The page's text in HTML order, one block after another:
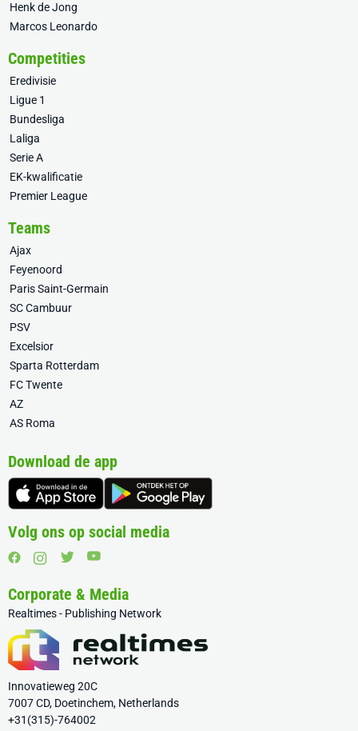
Henk de Jong
Marcos Leonardo
Competities
Eredivisie
Ligue 1
Bundesliga
Laliga
Serie A
EK-kwalificatie
Premier League
Teams
Ajax
Feyenoord
Paris Saint-Germain
SC Cambuur
PSV
Excelsior
Sparta Rotterdam
FC Twente
AZ
AS Roma
Download de app
Volg ons op social media
Corporate & Media
Realtimes - Publishing Network
Innovatieweg 20C
7007 CD, Doetinchem, Netherlands
+31(315)-764002